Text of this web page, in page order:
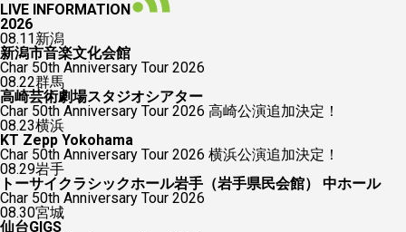
LIVE INFORMATION
2026
08.11新潟
新潟市音楽文化会館
Char 50th Anniversary Tour 2026
08.22群馬
高崎芸術劇場スタジオシアター
Char 50th Anniversary Tour 2026 高崎公演追加決定！
08.23横浜
KT Zepp Yokohama
Char 50th Anniversary Tour 2026 横浜公演追加決定！
08.29岩手
トーサイクラシックホール岩手（岩手県民会館） 中ホール
Char 50th Anniversary Tour 2026
08.30宮城
仙台GIGS